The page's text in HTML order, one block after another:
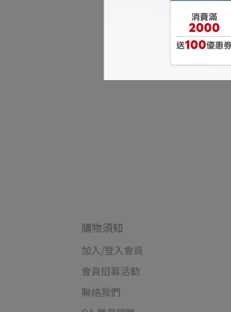
購物須知
加入/登入會員
會員招募活動
聯絡我們